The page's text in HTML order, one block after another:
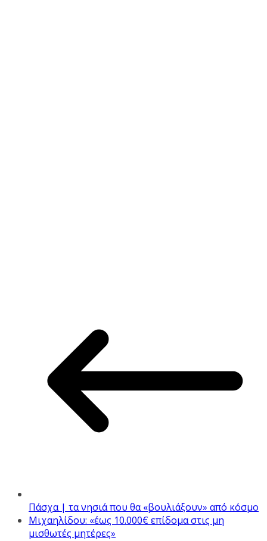
Πάσχα | τα νησιά που θα «βουλιάξουν» από κόσμο
Μιχαηλίδου: «έως 10.000€ επίδομα στις μη
μισθωτές μητέρες»